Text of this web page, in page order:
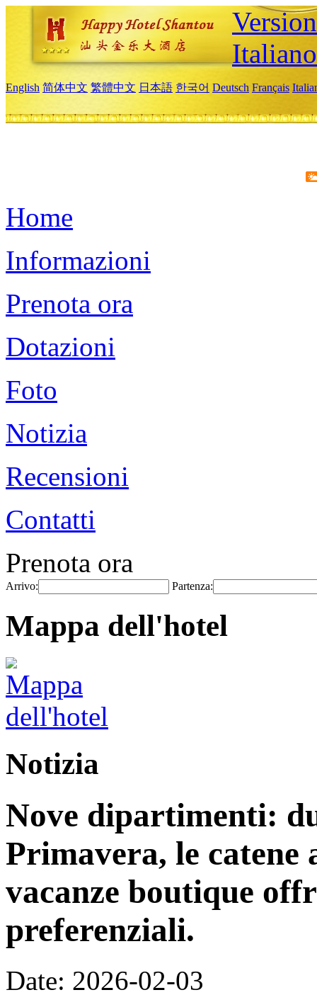
Italiano
English 简体中文 繁體中文 日本語 한국어 Deutsch Français
Home
Informazioni
Prenota ora
Dotazioni
Foto
Notizia
Recensioni
Contatti
Prenota ora
Arrivo: Partenza:
Mappa dell'hotel
Notizia
Nove dipartimenti:
Primavera, le catene
vacanze boutique
preferenziali.
Date: 2026-02-03